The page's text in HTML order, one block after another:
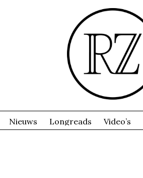
Nieuws Longreads Video’s